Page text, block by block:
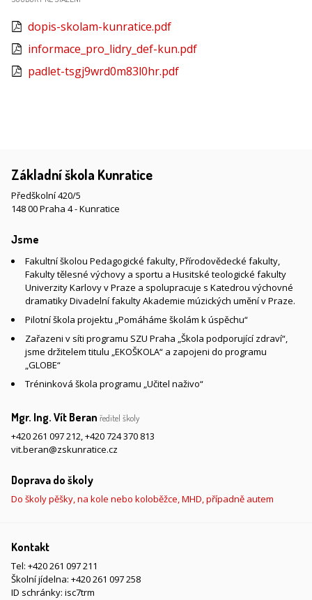
dopis-skolam-kunratice.pdf
informace_pro_lidry_def-kun.pdf
padlet-tsgj9wrd0m83l0hr.pdf
Základní škola Kunratice
Předškolní 420/5
148 00 Praha 4 - Kunratice
Jsme
Fakultní školou Pedagogické fakulty, Přírodovědecké fakulty,
Fakulty tělesné výchovy a sportu a Husitské teologické fakulty
Univerzity Karlovy v Praze a spolupracuje s Katedrou výchovné
dramatiky Divadelní fakulty Akademie múzických umění v Praze.
Pilotní škola projektu „Pomáháme školám k úspěchu“
Zařazeni v síti programu SZU Praha „Škola podporující zdraví“,
jsme držitelem titulu „EKOŠKOLA“ a zapojeni do programu
„GLOBE“
Tréninková škola programu „Učitel naživo“
Mgr. Ing. Vít Beran ředitel školy
+420 261 097 212,+420 724 370 813
vit.beran@zskunratice.cz
Doprava do školy
Do školy pěšky, na kole nebo koloběžce, MHD, případně autem
Kontakt
Tel: +420 261 097 211
Školní jídelna: +420 261 097 258
ID schránky: isc7trm